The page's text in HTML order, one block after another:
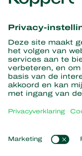
Ontvang
informatie
Partners with
Roofmijten
Roofinsecten
Nuttige nematoden
Nuttige micro-
Nieuws en informatie
Populaire links